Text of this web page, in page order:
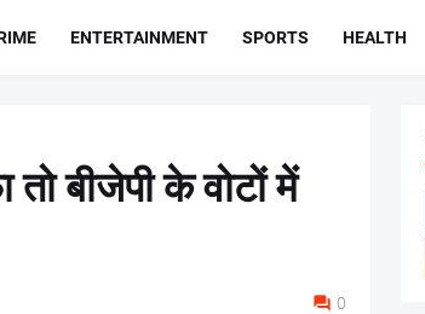
ENTERTAINMENT SPORTS HEALTH
बीजेपी के वोटों में
0